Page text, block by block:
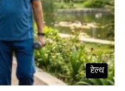
हेल्थ